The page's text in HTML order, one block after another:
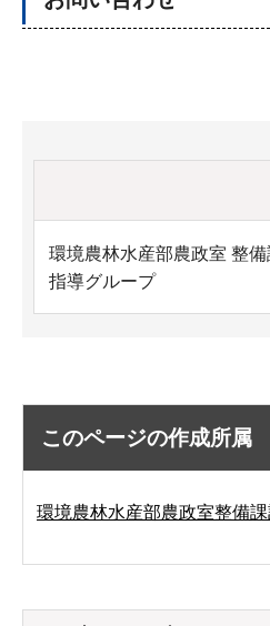
環境農林水産部農政室 整備
指導グループ
このページの作成所属
環境農林水産部農政室整備